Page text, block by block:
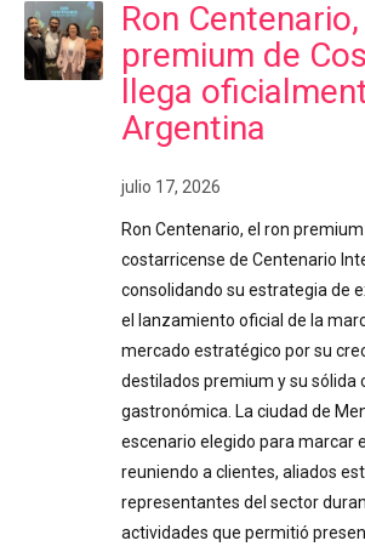
Ron
premium de
llega
Argentina
julio 17, 2026
Ron Centenario, el ron
costarricense de Centenario
consolidando su estrategia de
el lanzamiento oficial de la
mercado estratégico por su
destilados premium y su sólida
gastronómica. La ciudad de
escenario elegido para marcar
reuniendo a clientes, aliados
representantes del sector
actividades que permitió